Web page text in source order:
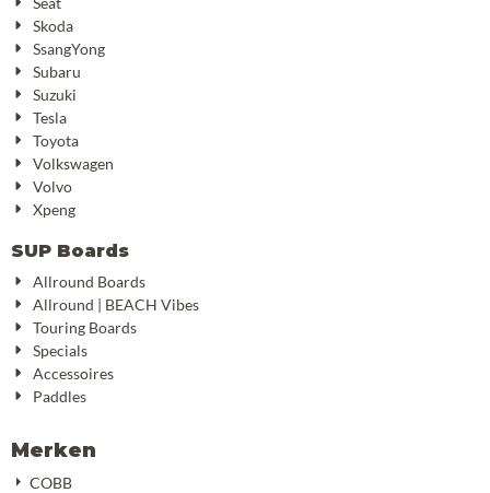
Skoda
SsangYong
Subaru
Suzuki
Tesla
Toyota
Volkswagen
Volvo
Xpeng
SUP Boards
Allround Boards
Allround | BEACH Vibes
Touring Boards
Specials
Accessoires
Paddles
Merken
COBB